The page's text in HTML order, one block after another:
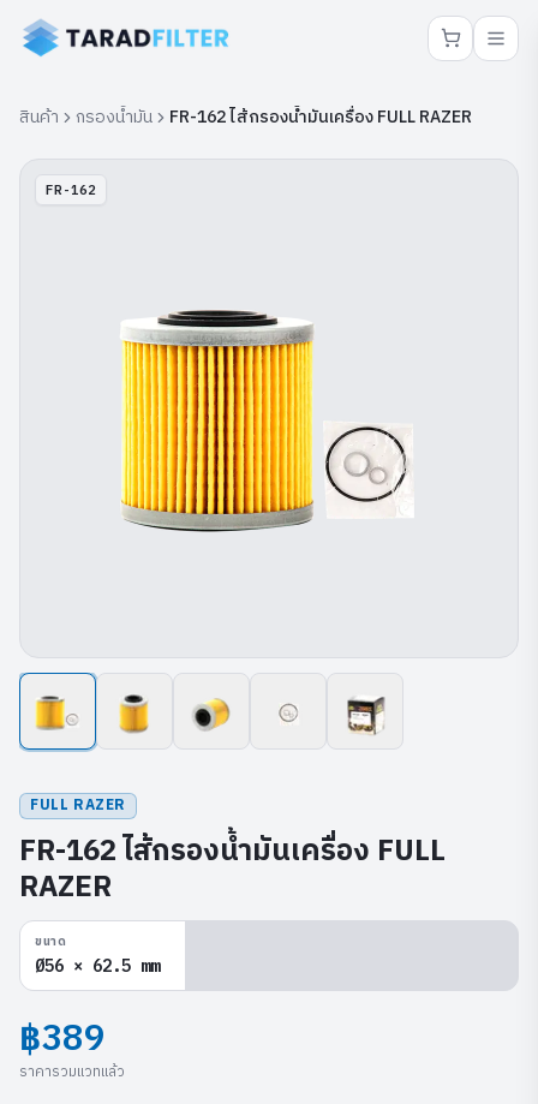
สินค้า กรองน้ำมัน FR-162 ไส้กรองน้ำมันเครื่อง FULL RAZER
FR-162
FULL RAZER
FR-162 ไส้กรองน้ำมันเครื่อง FULL
RAZER
ขนาด
Ø56 × 62.5 mm
฿389
ราคารวมแวทแล้ว